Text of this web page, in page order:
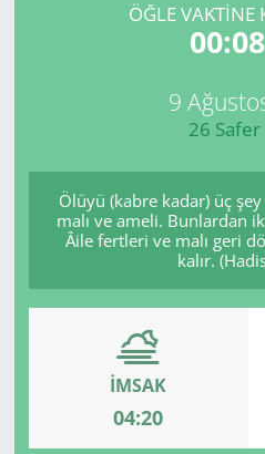
ÖĞLE VAKTINE
9
26
Ölüyü (kabre kadar) üç
malı ve ameli. Bunlardan
Âile fertleri ve malı geri
kalır.
İMSAK
04:20